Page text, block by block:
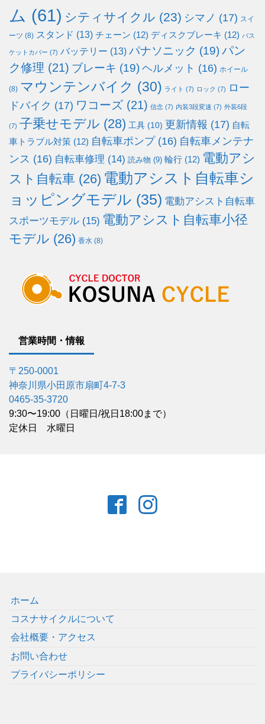
ム (61) シティサイクル (23) シマノ (17) スイ
ーツ (8) スタンド (13) チェーン (12) ディスクブレーキ (12) バス
ケットカバー (7) バッテリー (13) パナソニック (19)パン
ク修理 (21) ブレーキ (19) ヘルメット (16) ホイール
(8) マウンテンバイク (30) ライト (7) ロック (7)
ロー
ドバイク (17) ワコーズ (21) 信念 (7) 内装3段変速 (7) 外装6段
(7) 子乗せモデル (28) 工具 (10) 更新情報 (17) 自転
車トラブル対策 (12) 自転車ポンプ(16) 自転車メンテナ
ンス (16) 自転車修理 (14) 読み物 (9) 輪行 (12) 電動アシ
スト自転車 (26) 電動アシスト自転車シ
ョッピングモデル (35) 電動アシスト自転車
スポーツモデル (15) 電動アシスト自転車小径
モデル (26) 香水 (8)
営業時間・情報
〒250-0001
神奈川県小田原市扇町4-7-3
0465-35-3720
9:30〜19:00（日曜日/祝日18:00まで）
定休日 水曜日
ホーム
コスナサイクルについて
会社概要・アクセス
お問い合わせ
プライバシーポリシー